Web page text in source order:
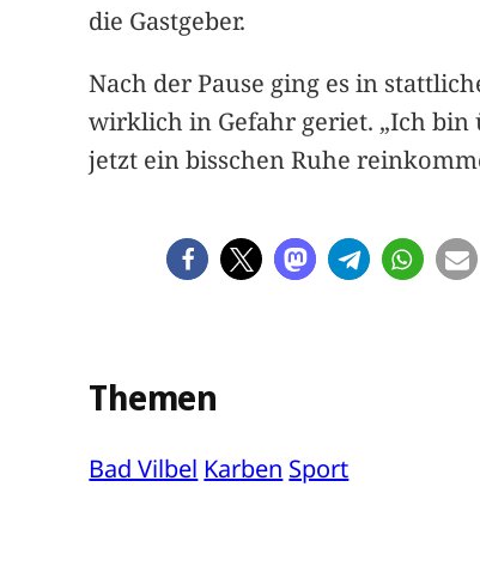
die Gastgeber.
Nach der Pause ging es in
wirklich in Gefahr geriet. „Ich bin
jetzt ein bisschen Ruhe
Themen
Bad Vilbel Karben Sport